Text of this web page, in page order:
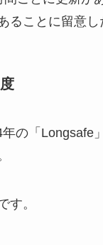
ることに留意し
の「Longsafe
す。